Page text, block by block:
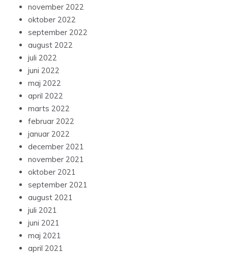
november 2022
oktober 2022
september 2022
august 2022
juli 2022
juni 2022
maj 2022
april 2022
marts 2022
februar 2022
januar 2022
december 2021
november 2021
oktober 2021
september 2021
august 2021
juli 2021
juni 2021
maj 2021
april 2021